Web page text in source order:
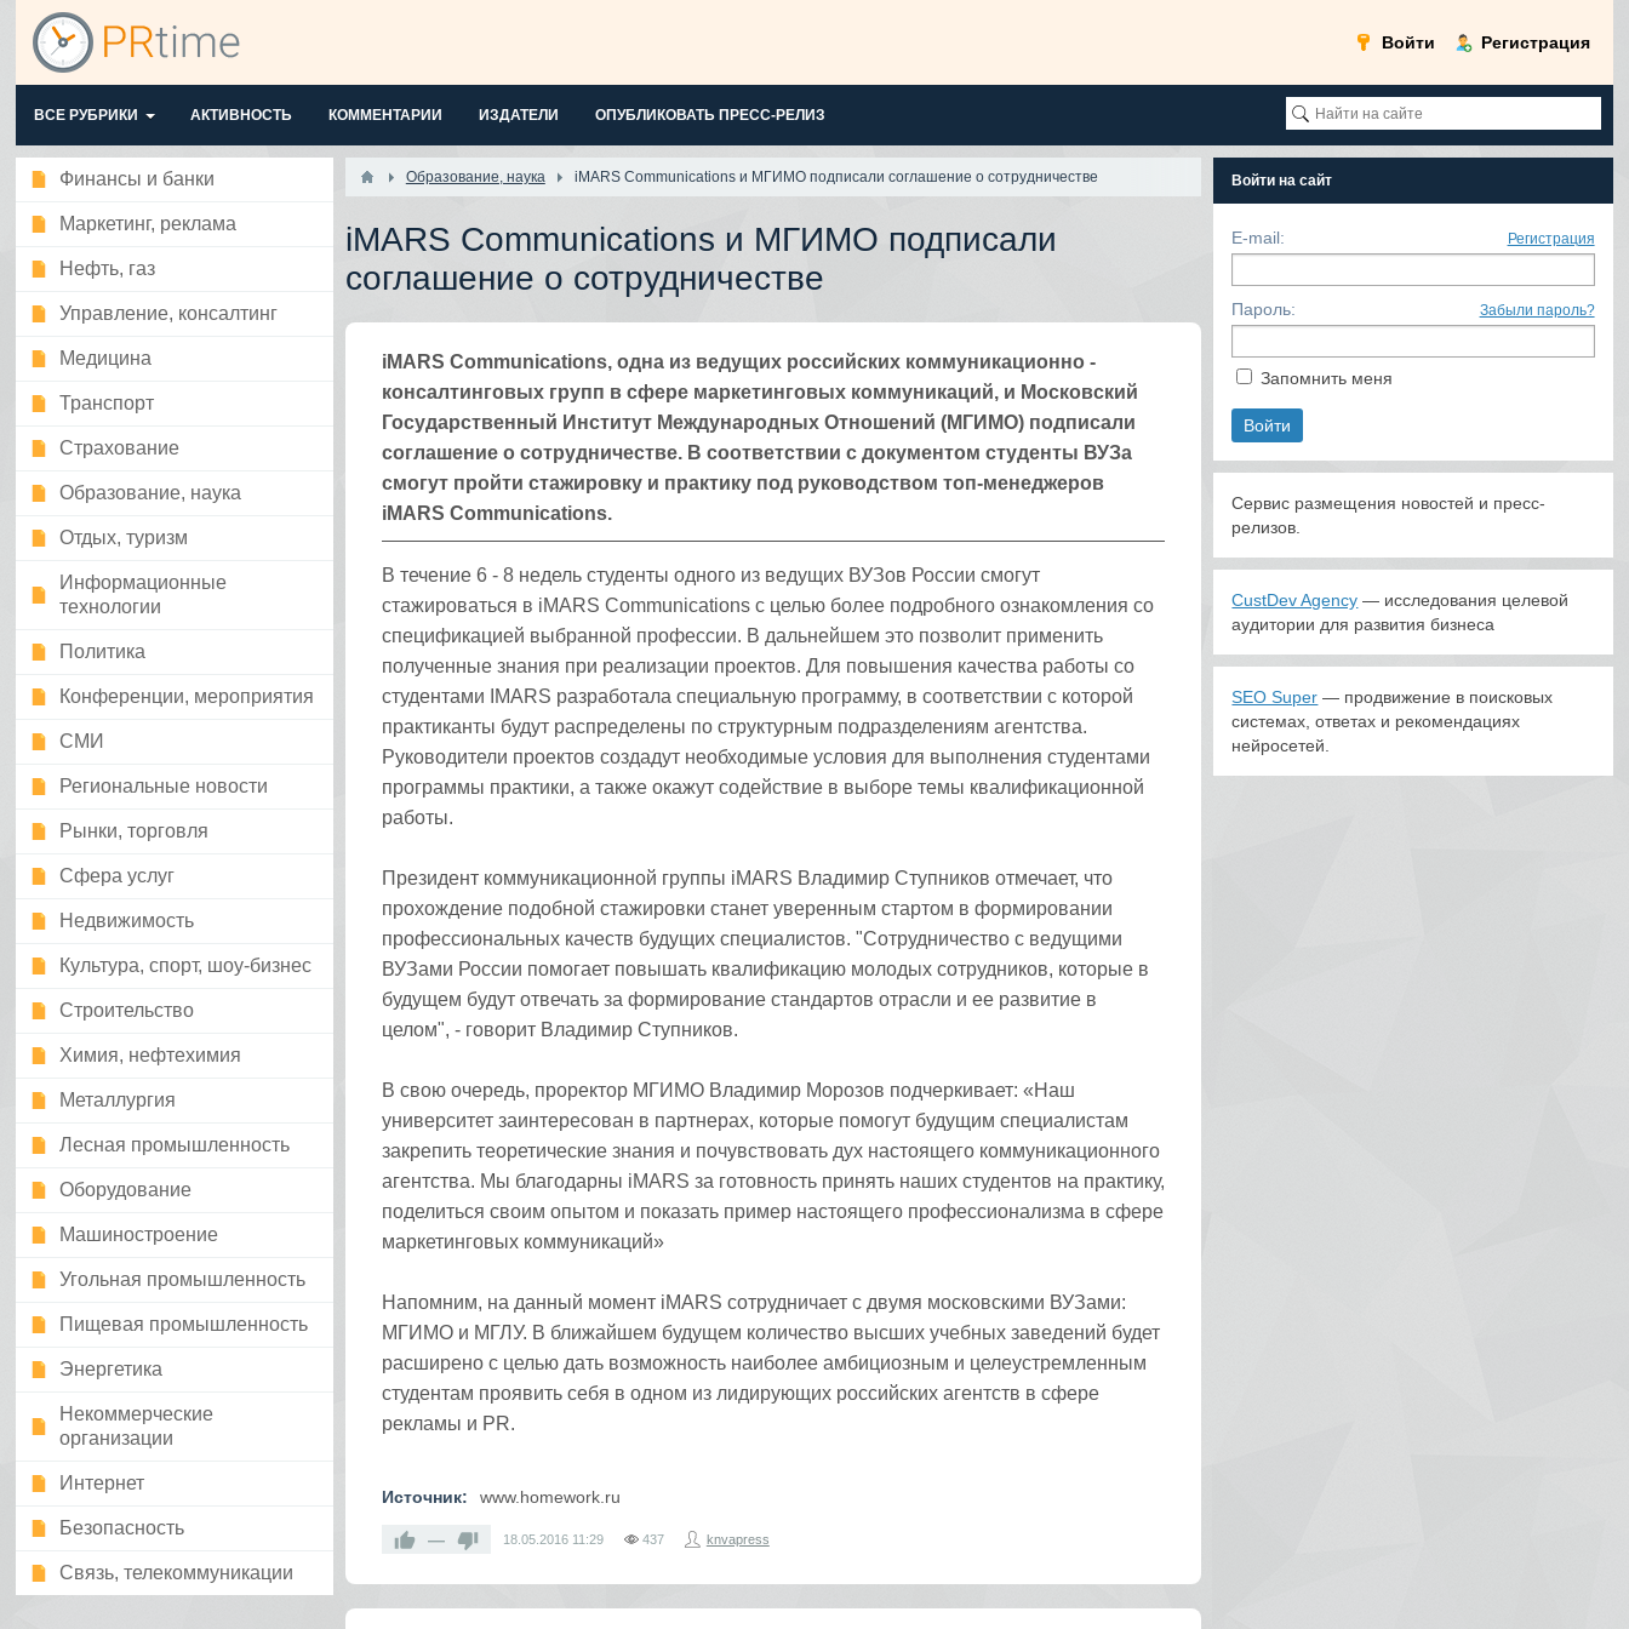
Войти Регистрация
ВСЕ РУБРИКИ АКТИВНОСТЬ КОММЕНТАРИИ ИЗДАТЕЛИ ОПУБЛИКОВАТЬ ПРЕСС-РЕЛИЗ
Финансы и банки
Маркетинг, реклама
Нефть, газ
Управление, консалтинг
Медицина
Транспорт
Страхование
Образование, наука
Отдых, туризм
Информационные
технологии
Политика
Конференции, мероприятия
СМИ
Региональные новости
Рынки, торговля
Сфера услуг
Недвижимость
Культура, спорт, шоу-бизнес
Строительство
Химия, нефтехимия
Металлургия
Лесная промышленность
Оборудование
Машиностроение
Угольная промышленность
Пищевая промышленность
Энергетика
Некоммерческие
организации
Интернет
Безопасность
Связь, телекоммуникации
Образование, наука iMARS Communications и МГИМО подписали соглашение о сотрудничестве
iMARS Communications и МГИМО подписали
соглашение о сотрудничестве
iMARS Communications, одна из ведущих российских коммуникационно -
консалтинговых групп в сфере маркетинговых коммуникаций, и Московский
Государственный Институт Международных Отношений (МГИМО) подписали
соглашение о сотрудничестве. В соответствии с документом студенты ВУЗа
смогут пройти стажировку и практику под руководством топ-менеджеров
iMARS Communications.
В течение 6 - 8 недель студенты одного из ведущих ВУЗов России смогут
стажироваться в iMARS Communications с целью более подробного ознакомления со
спецификацией выбранной профессии. В дальнейшем это позволит применить
полученные знания при реализации проектов. Для повышения качества работы со
студентами IMARS разработала специальную программу, в соответствии с которой
практиканты будут распределены по структурным подразделениям агентства.
Руководители проектов создадут необходимые условия для выполнения студентами
программы практики, а также окажут содействие в выборе темы квалификационной
работы.
Президент коммуникационной группы iMARS Владимир Ступников отмечает, что
прохождение подобной стажировки станет уверенным стартом в формировании
профессиональных качеств будущих специалистов. "Сотрудничество с ведущими
ВУЗами России помогает повышать квалификацию молодых сотрудников, которые в
будущем будут отвечать за формирование стандартов отрасли и ее развитие в
целом", - говорит Владимир Ступников.
В свою очередь, проректор МГИМО Владимир Морозов подчеркивает: «Наш
университет заинтересован в партнерах, которые помогут будущим специалистам
закрепить теоретические знания и почувствовать дух настоящего коммуникационного
агентства. Мы благодарны iMARS за готовность принять наших студентов на практику,
поделиться своим опытом и показать пример настоящего профессионализма в сфере
маркетинговых коммуникаций»
Напомним, на данный момент iMARS сотрудничает с двумя московскими ВУЗами:
МГИМО и МГЛУ. В ближайшем будущем количество высших учебных заведений будет
расширено с целью дать возможность наиболее амбициозным и целеустремленным
студентам проявить себя в одном из лидирующих российских агентств в сфере
рекламы и PR.
Источник: www.homework.ru
— 18.05.2016 11:29 437 knvapress
Войти на сайт
E-mail: Регистрация
Пароль: Забыли пароль?
Запомнить меня
Сервис размещения новостей и пресс-
релизов.
CustDev Agency — исследования целевой
аудитории для развития бизнеса
SEO Super — продвижение в поисковых
системах, ответах и рекомендациях
нейросетей.